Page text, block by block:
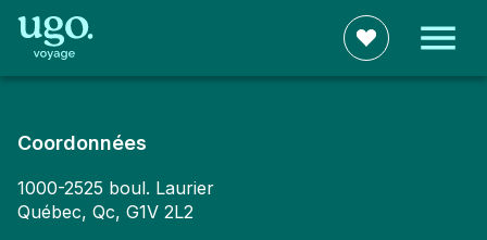
Coordonnées
1000-2525 boul. Laurier
Québec, Qc, G1V 2L2